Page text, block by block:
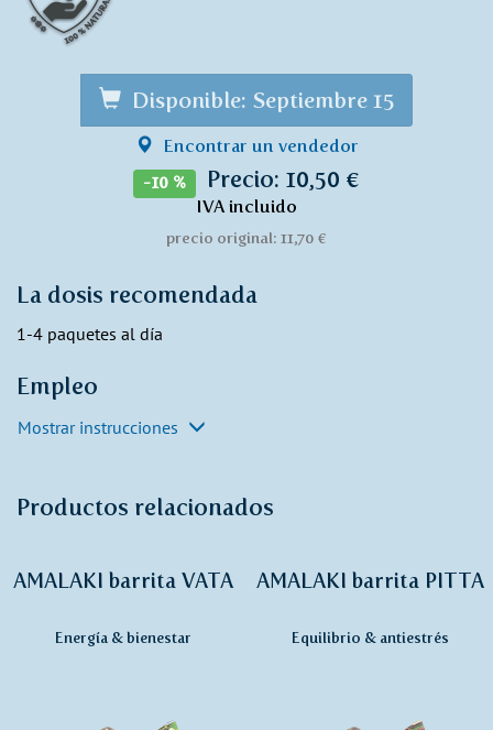
Disponible: Septiembre 15
Encontrar un vendedor
-10 % Precio: 10,50 €
IVA incluido
precio original: 11,70 €
La dosis recomendada
1-4 paquetes al día
Empleo
Mostrar instrucciones
Productos relacionados
AMALAKI barrita VATA
Energía & bienestar
AMALAKI barrita PITTA
Equilibrio & antiestrés